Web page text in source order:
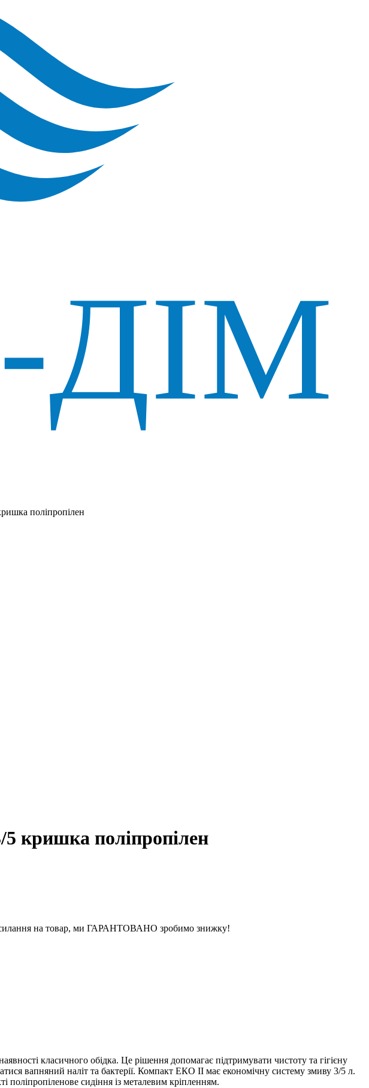
поліпропілен
кришка поліпропілен
на товар, ми ГАРАНТОВАНО зробимо знижку!
класичного обідка. Це рішення допомагає підтримувати чистоту та гігієну
вапняний наліт та бактерії. Компакт ЕКО ІІ має економічну систему змиву 3/5 л.
сидіння із металевим кріпленням.